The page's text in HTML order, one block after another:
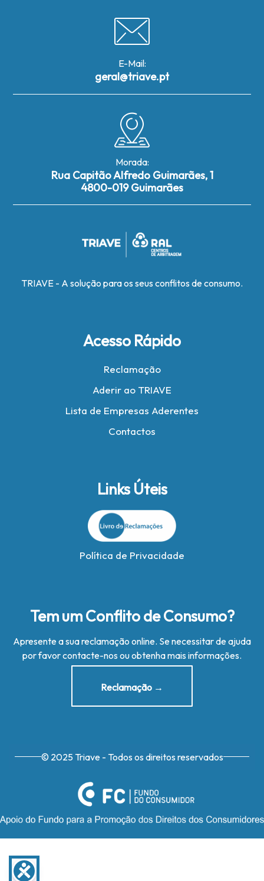
E-Mail:
geral@triave.pt
Morada:
Rua Capitão Alfredo Guimarães, 1
4800-019 Guimarães
TRIAVE - A solução para os seus conflitos de consumo.
Acesso Rápido
Reclamação
Aderir ao TRIAVE
Lista de Empresas Aderentes
Contactos
Links Úteis
Política de Privacidade
Tem um Conflito de Consumo?
Apresente a sua reclamação online. Se necessitar de ajuda
por favor contacte-nos ou obtenha mais informações.
Reclamação →
© 2025 Triave - Todos os direitos reservados